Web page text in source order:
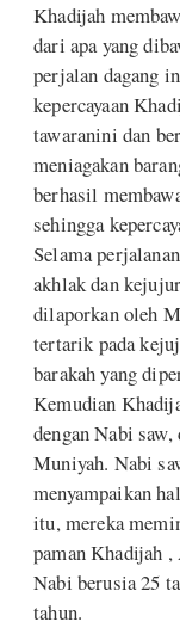
Khadijah
dari apa yang
perjalan dagang
kepercayaan
tawaranini dan
meniagakan
berhasil
sehingga
Selama
akhlak dan
dilaporkan oleh
tertarik pada
barakah yang
Kemudian
dengan Nabi
Muniyah. Nabi
menyampaikan
itu, mereka
paman Khadijah
Nabi berusia 25
tahun.